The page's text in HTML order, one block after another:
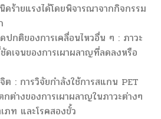
ร้ายแรงได้โดยพิจารณาจากกิจกรรม
ปกติของการเคลื่อนไหวอื่น ๆ : ภาวะ
เจนของการเผาผลาญที่ลดลงหรือ
: การวิจัยกำลังใช้การสแกน PET
ต่างของการเผาผลาญในภาวะต่างๆ
ภท และโรคสองขั้ว